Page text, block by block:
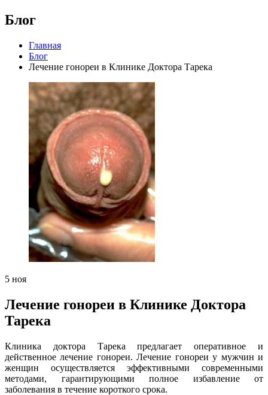
Блог
Главная
Блог
Лечение гонореи в Клинике Доктора Тарека
5 ноя
Лечение гонореи в Клинике Доктора
Тарека
Клиника доктора Тарека предлагает оперативное и
действенное лечение гонореи. Лечение гонореи у мужчин и
женщин осуществляется эффективными современными
методами, гарантирующими полное избавление от
заболевания в течение короткого срока.